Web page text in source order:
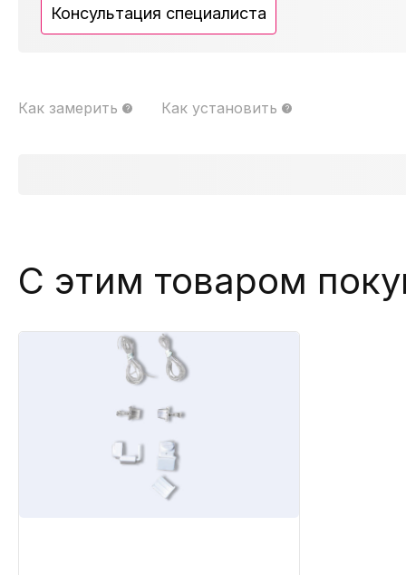
Консультация специалиста
Как замерить Как установить
С этим товаром